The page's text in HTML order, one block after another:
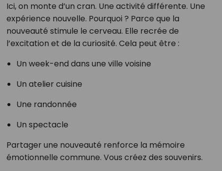
Ici, on monte d’un cran. Une activité différente. Une
expérience nouvelle. Pourquoi ? Parce que la
nouveauté stimule le cerveau. Elle recrée de
l’excitation et de la curiosité. Cela peut être :
Un week-end dans une ville voisine
Un atelier cuisine
Une randonnée
Un spectacle
Partager une nouveauté renforce la mémoire
émotionnelle commune. Vous créez des souvenirs.